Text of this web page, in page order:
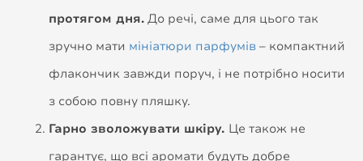
протягом дня. До речі, саме для цього так
зручно мати мініатюри парфумів – компактний
флакончик завжди поруч, і не потрібно носити
з собою повну пляшку.
Гарно зволожувати шкіру. Це також не
гарантує, що всі аромати будуть добре